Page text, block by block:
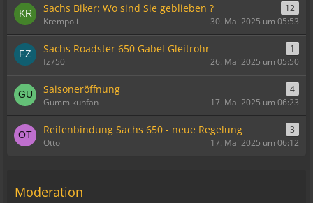
Sachs Biker: Wo sind Sie geblieben ?
12
Krempoli
30. Mai 2025 um 05:53
Sachs Roadster 650 Gabel Gleitrohr
1
fz750
26. Mai 2025 um 05:50
Saisoneröffnung
4
Gummikuhfan
17. Mai 2025 um 06:23
Reifenbindung Sachs 650 - neue Regelung
3
Otto
17. Mai 2025 um 06:12
Moderation